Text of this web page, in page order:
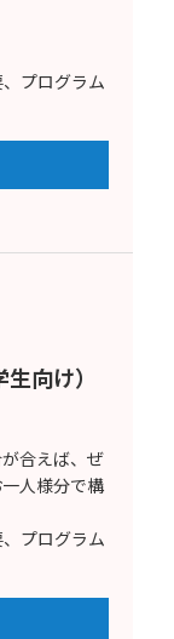
プログラム
向け）
合えば、ぜ
人様分で構
プログラム